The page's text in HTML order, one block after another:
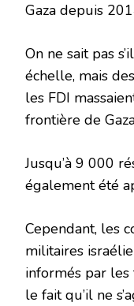
Gaza depuis
On ne sait pas
échelle, mais
les FDI
frontière de
Jusqu’à 9 000
également été
Cependant, les
militaires
informés par les
le fait qu’il ne